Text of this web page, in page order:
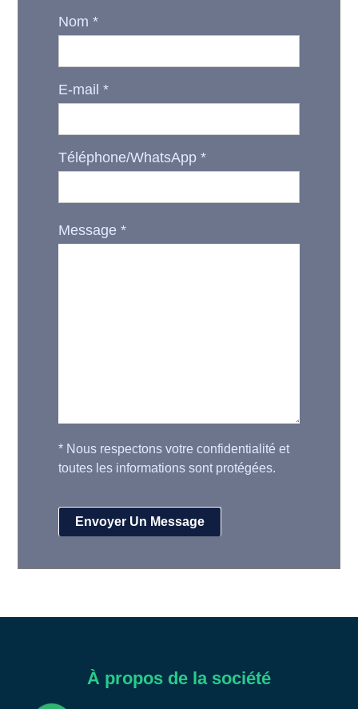
Nom*
E-mail*
Téléphone/WhatsApp*
Message*
* Nous respectons votre confidentialité et
toutes les informations sont protégées.
À propos de la société